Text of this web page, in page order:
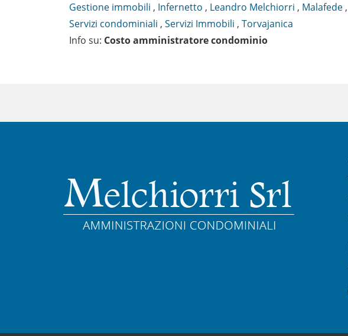
Gestione immobili , Infernetto , Leandro Melchiorri , Malafede ,
Servizi condominiali , Servizi Immobili , Torvajanica
Info su: Costo amministratore condominio